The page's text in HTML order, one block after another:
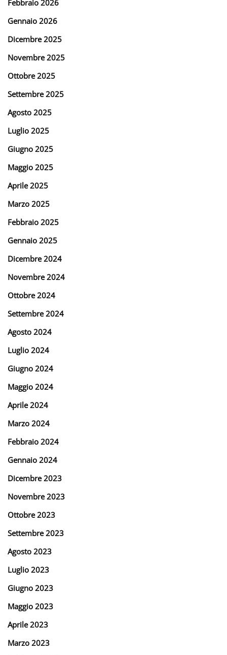
Febbraio 2026
Gennaio 2026
Dicembre 2025
Novembre 2025
Ottobre 2025
Settembre 2025
Agosto 2025
Luglio 2025
Giugno 2025
Maggio 2025
Aprile 2025
Marzo 2025
Febbraio 2025
Gennaio 2025
Dicembre 2024
Novembre 2024
Ottobre 2024
Settembre 2024
Agosto 2024
Luglio 2024
Giugno 2024
Maggio 2024
Aprile 2024
Marzo 2024
Febbraio 2024
Gennaio 2024
Dicembre 2023
Novembre 2023
Ottobre 2023
Settembre 2023
Agosto 2023
Luglio 2023
Giugno 2023
Maggio 2023
Aprile 2023
Marzo 2023